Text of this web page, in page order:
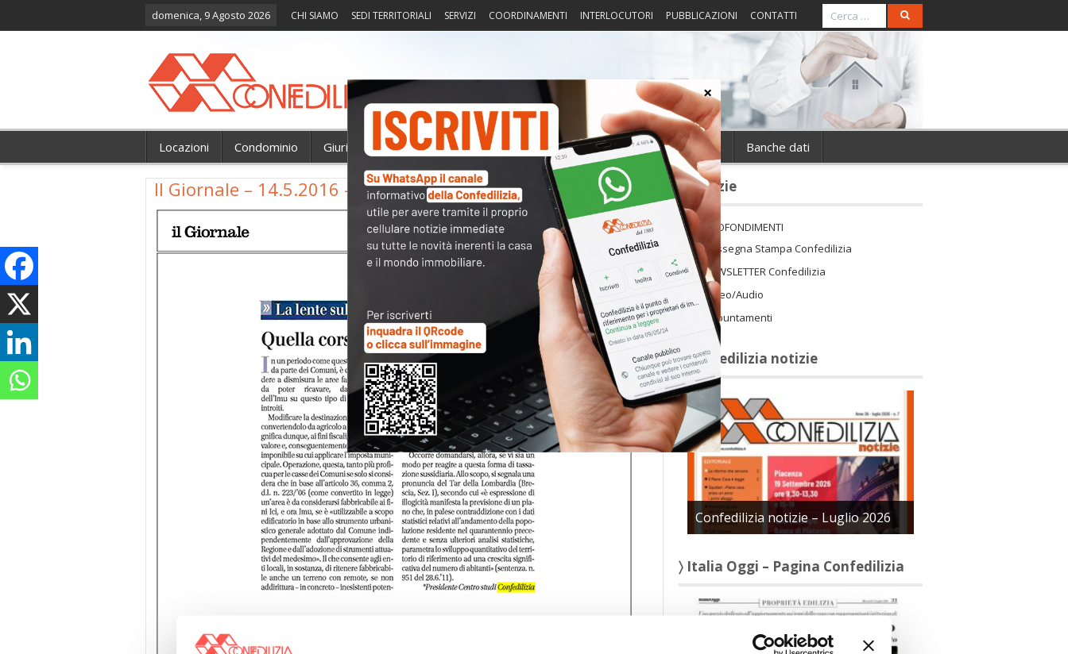
domenica, 9 Agosto 2026 CHI SIAMO SEDI TERRITORIALI SERVIZI COORDINAMENTI INTERLOCUTORI PUBBLICAZIONI CONTATTI
Locazioni Condominio Giurisprudenza Fisco Portierato Intorno alla casa Notizie Banche dati
Il Giornale – 14.5.2016 – Quella corsa alle aree fabbricabili 〉 Notizie
APPROFONDIMENTI
Rassegna Stampa Confedilizia
NEWSLETTER Confedilizia
Video/Audio
Appuntamenti
〉 Confedilizia notizie
Confedilizia notizie – Luglio 2026
〉 Italia Oggi – Pagina Confedilizia